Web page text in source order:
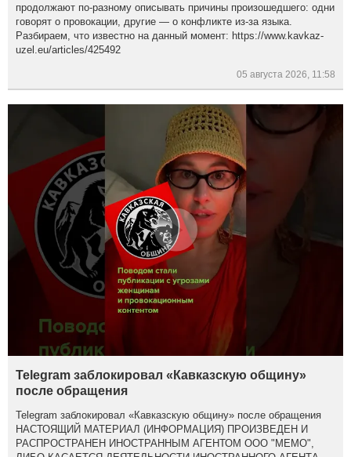
продолжают по-разному описывать причины произошедшего: одни
говорят о провокации, другие — о конфликте из-за языка.
Разбираем, что известно на данный момент: https://www.kavkaz-
uzel.eu/articles/425492
05 августа 2026, 11:58
Telegram заблокировал «Кавказскую общину»
после обращения
Telegram заблокировал «Кавказскую общину» после обращения
НАСТОЯЩИЙ МАТЕРИАЛ (ИНФОРМАЦИЯ) ПРОИЗВЕДЕН И
РАСПРОСТРАНЕН ИНОСТРАННЫМ АГЕНТОМ ООО "МЕМО",